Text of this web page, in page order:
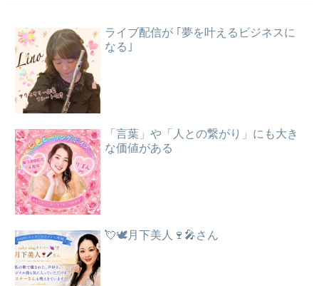
ライブ配信が ｢夢を叶えるビジネスに
なる｣
「言葉」や「人との繋がり」にも大き
な価値がある
💘🕊️月下美人🍷🎤さん